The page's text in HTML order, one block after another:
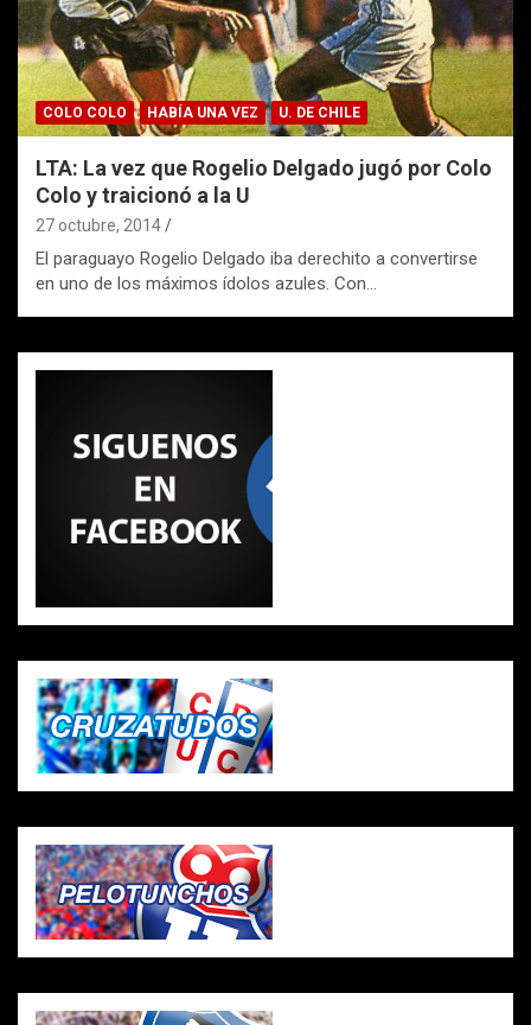
COLO COLO HABÍA UNA VEZ U. DE CHILE
LTA: La vez que Rogelio Delgado jugó por Colo
Colo y traicionó a la U
27 octubre, 2014
El paraguayo Rogelio Delgado iba derechito a convertirse
en uno de los máximos ídolos azules. Con…